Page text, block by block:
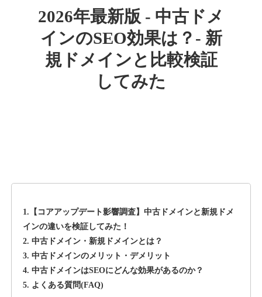
詳細を見る
外部リンク数963 ドメイン年齢
4,500円
rageboy.com
sug-web.jp
ジャンル その他
DA42 外部リンク数740 ドメイン年齢13年
3,300円 入札 2件
2026年最新版 - 中古ドメ
インのSEO効果は？- 新
規ドメインと比較検証
してみた
1.【コアアップデート影響調査】中古ドメインと新規ドメ
インの違いを検証してみた！
2. 中古ドメイン・新規ドメインとは？
3. 中古ドメインのメリット・デメリット
4. 中古ドメインはSEOにどんな効果があるのか？
5. よくある質問(FAQ)